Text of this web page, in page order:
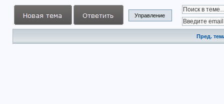
Управление
Пред.